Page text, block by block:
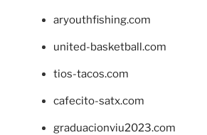
aryouthfishing.com
united-basketball.com
tios-tacos.com
cafecito-satx.com
graduacionviu2023.com